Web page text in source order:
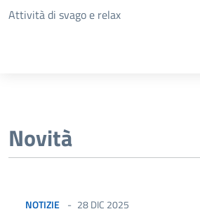
Dettagli della notizia
Attività di svago e relax
Novità
NOTIZIE 28 DIC 2025